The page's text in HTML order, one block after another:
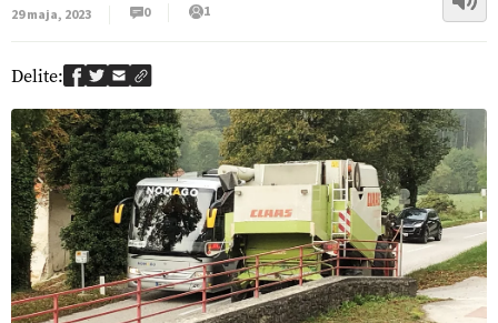
29 maja, 2023
0 1
Delite: